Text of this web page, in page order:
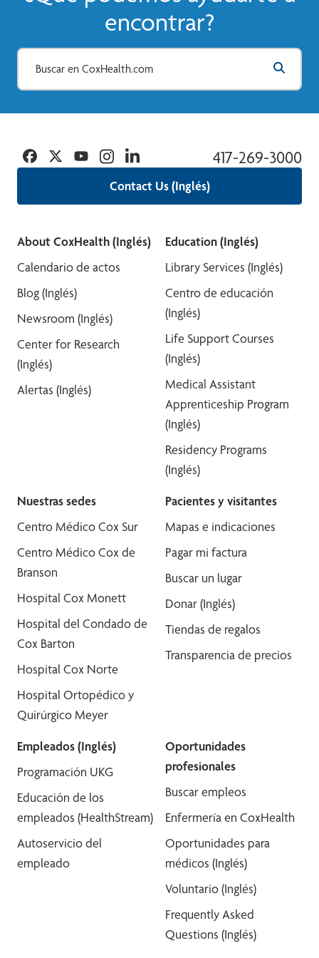
encontrar?
Contact Us (Inglés)
417-269-3000
Facebook
TwitterYouTubeInstagramLinkedin
About CoxHealth (Inglés)
Calendario de actos
Blog (Inglés)
Newsroom (Inglés)
Center for Research
(Inglés)
Alertas (Inglés)
Education (Inglés)
Library Services (Inglés)
Centro de educación
(Inglés)
Life Support Courses
(Inglés)
Medical Assistant
Apprenticeship Program
(Inglés)
Residency Programs
(Inglés)
Nuestras sedes
Centro Médico Cox Sur
Centro Médico Cox de
Branson
Hospital Cox Monett
Hospital del Condado de
Cox Barton
Hospital Cox Norte
Hospital Ortopédico y
Quirúrgico Meyer
Pacientes y visitantes
Mapas e indicaciones
Pagar mi factura
Buscar un lugar
Donar (Inglés)
Tiendas de regalos
Transparencia de precios
Empleados (Inglés)
Programación UKG
Educación de los
empleados (HealthStream)
Autoservicio del
empleado
Oportunidades
profesionales
Buscar empleos
Enfermería en CoxHealth
Oportunidades para
médicos (Inglés)
Voluntario (Inglés)
Frequently Asked
Questions (Inglés)